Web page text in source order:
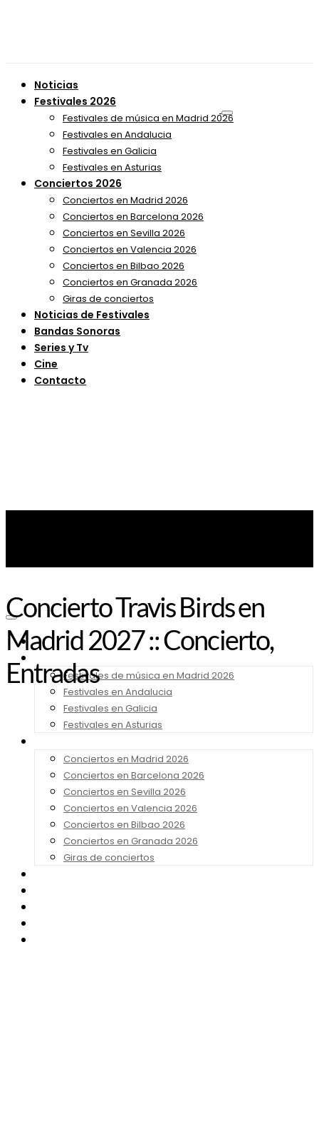
Noticias
Festivales 2026
Festivales de música en Madrid 2026
Festivales en Andalucia
Festivales en Galicia
Festivales en Asturias
Conciertos 2026
Conciertos en Madrid 2026
Conciertos en Barcelona 2026
Conciertos en Sevilla 2026
Conciertos en Valencia 2026
Conciertos en Bilbao 2026
Conciertos en Granada 2026
Giras de conciertos
Noticias de Festivales
Bandas Sonoras
Series y Tv
Cine
Contacto
Noticias
Festivales de música en Madrid 2026
Festivales en Andalucia
Festivales en Galicia
Festivales en Asturias
Conciertos en Madrid 2026
Conciertos en Barcelona 2026
Conciertos en Sevilla 2026
Conciertos en Valencia 2026
Conciertos en Bilbao 2026
Conciertos en Granada 2026
Giras de conciertos
Concierto Travis Birds en
Madrid 2027 :: Concierto,
Entradas